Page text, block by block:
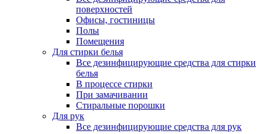
поверхностей
Офисы, гостиницы
Полы
Помещения
Для стирки белья
Все дезинфицирующие средства для стирки
белья
В процессе стирки
При замачивании
Стиральные порошки
Для рук
Все дезинфицирующие средства для рук